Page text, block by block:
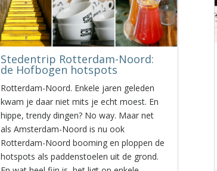
Stedentrip Rotterdam-Noord:
de Hofbogen hotspots
Rotterdam-Noord. Enkele jaren geleden
kwam je daar niet mits je echt moest. En
hippe, trendy dingen? No way. Maar net
als Amsterdam-Noord is nu ook
Rotterdam-Noord booming en ploppen de
hotspots als paddenstoelen uit de grond.